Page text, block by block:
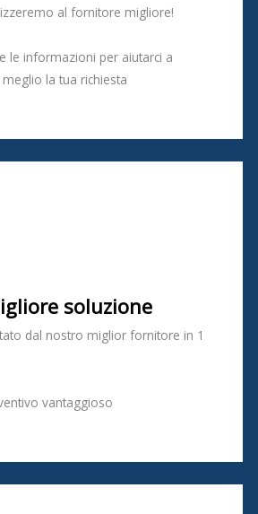
al fornitore migliore!
le informazioni per aiutarci a
la tua richiesta
soluzione
dal nostro miglior fornitore in 1
vantaggioso